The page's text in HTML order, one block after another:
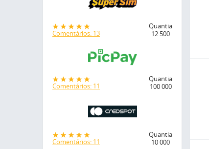
Comentários: 13
Quantia
12 500
Comentários: 11
Quantia
100 000
Comentários: 11
Quantia
10 000